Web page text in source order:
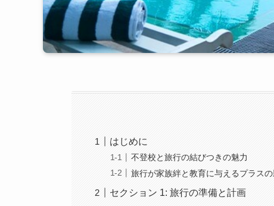
はじめに
不登校と旅行の結びつきの魅力
旅行が家族絆と教育に与えるプラス
セクション 1: 旅行の準備と計画